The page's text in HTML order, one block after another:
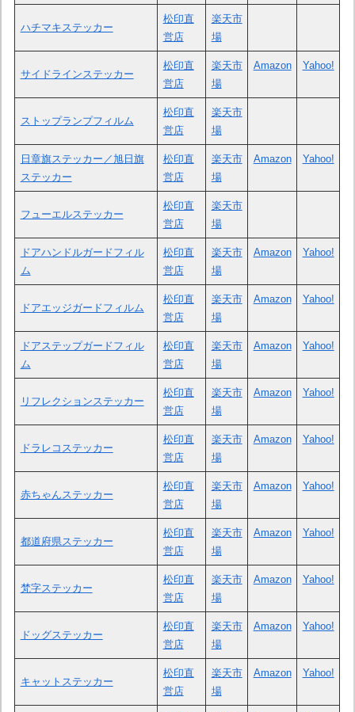
ハチマキステッカー
松印直
営店
楽天市
場
サイドラインステッカー
松印直
営店
楽天市
場
Amazon Yahoo!
ストップランプフィルム
松印直
営店
楽天市
場
日章旗ステッカー／旭日旗
ステッカー
松印直
営店
楽天市
場
Amazon Yahoo!
フューエルステッカー
松印直
営店
楽天市
場
ドアハンドルガードフィル
ム
松印直
営店
楽天市
場
Amazon Yahoo!
ドアエッジガードフィルム
松印直
営店
楽天市
場
Amazon Yahoo!
ドアステップガードフィル
ム
松印直
営店
楽天市
場
Amazon Yahoo!
リフレクションステッカー
松印直
営店
楽天市
場
Amazon Yahoo!
ドラレコステッカー
松印直
営店
楽天市
場
Amazon Yahoo!
赤ちゃんステッカー
松印直
営店
楽天市
場
Amazon Yahoo!
都道府県ステッカー
松印直
営店
楽天市
場
Amazon Yahoo!
梵字ステッカー
松印直
営店
楽天市
場
Amazon Yahoo!
ドッグステッカー
松印直
営店
楽天市
場
Amazon Yahoo!
キャットステッカー
松印直
営店
楽天市
場
Amazon Yahoo!